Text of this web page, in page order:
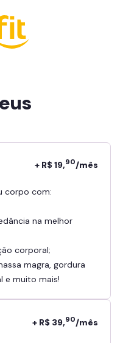
+ R$ 19,90/mês
corpo com:
na melhor
corporal;
magra, gordura
e muito mais!
+ R$ 39,90/mês